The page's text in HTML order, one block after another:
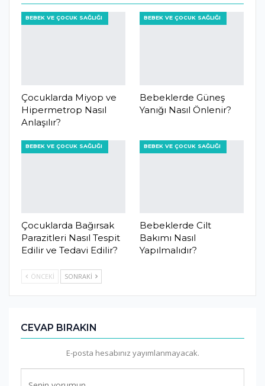
BEBEK VE ÇOCUK SAĞLIĞI
Çocuklarda Miyop ve
Hipermetrop Nasıl
Anlaşılır?
BEBEK VE ÇOCUK SAĞLIĞI
Bebeklerde Güneş
Yanığı Nasıl Önlenir?
BEBEK VE ÇOCUK SAĞLIĞI
Çocuklarda Bağırsak
Parazitleri Nasıl Tespit
Edilir ve Tedavi Edilir?
BEBEK VE ÇOCUK SAĞLIĞI
Bebeklerde Cilt
Bakımı Nasıl
Yapılmalıdır?
ÖNCEKI SONRAKI
CEVAP BIRAKIN
E-posta hesabınız yayımlanmayacak.